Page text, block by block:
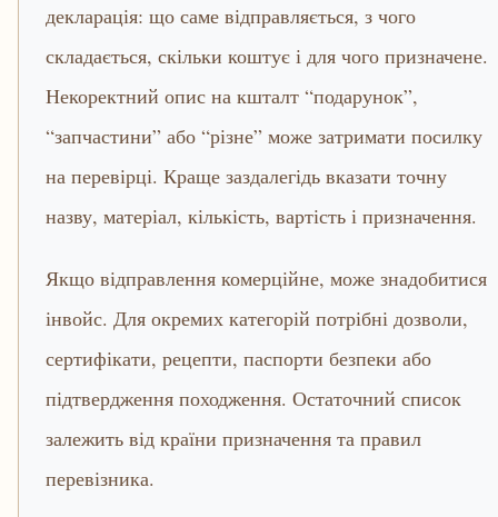
декларація: що саме відправляється, з чого
складається, скільки коштує і для чого призначене.
Некоректний опис на кшталт “подарунок”,
“запчастини” або “різне” може затримати посилку
на перевірці. Краще заздалегідь вказати точну
назву, матеріал, кількість, вартість і призначення.
Якщо відправлення комерційне, може знадобитися
інвойс. Для окремих категорій потрібні дозволи,
сертифікати, рецепти, паспорти безпеки або
підтвердження походження. Остаточний список
залежить від країни призначення та правил
перевізника.